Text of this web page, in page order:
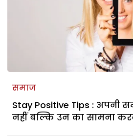
समाज
Stay Positive Tips : अपनी
नहीं बल्कि उन का सामना